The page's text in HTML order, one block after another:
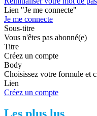
Lien "Je me connecte"
Je me connecte
Sous-titre
Vous n'êtes pas abonné(e)
Titre
Créez un compte
Body
Choisissez votre formule et
Lien
Créez un compte